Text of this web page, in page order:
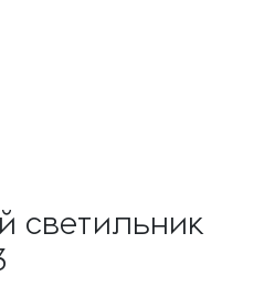
светильник